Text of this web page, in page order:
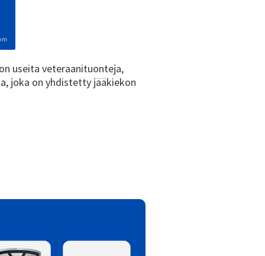
useita veteraanituonteja,
joka on yhdistetty jääkiekon